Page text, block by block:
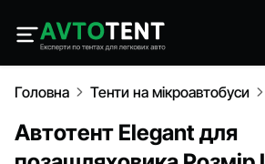
Головна Тенти на мікроавтобуси
Автотент Elegant для